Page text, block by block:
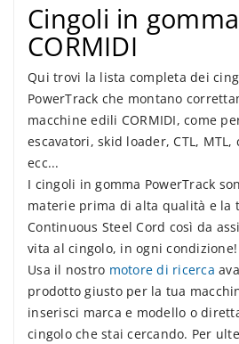
Cingoli in
CORMIDI
Qui trovi la lista completa dei
PowerTrack che montano
macchine edili CORMIDI, come
escavatori, skid loader, CTL,
ecc...
I cingoli in gomma PowerTrack
materie prima di alta qualità e la
Continuous Steel Cord così da
vita al cingolo, in ogni condizione!
Usa il nostro motore di ricerca
prodotto giusto per la tua
inserisci marca e modello o
cingolo che stai cercando. Per